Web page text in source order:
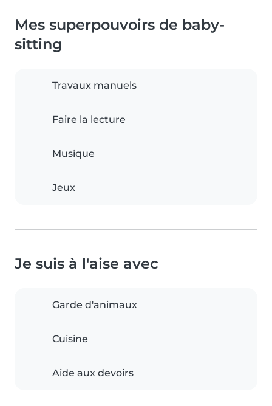
Mes superpouvoirs de baby-
sitting
Travaux manuels
Faire la lecture
Musique
Jeux
Je suis à l'aise avec
Garde d'animaux
Cuisine
Aide aux devoirs